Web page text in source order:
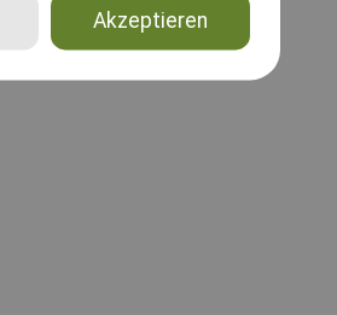
Akzeptieren